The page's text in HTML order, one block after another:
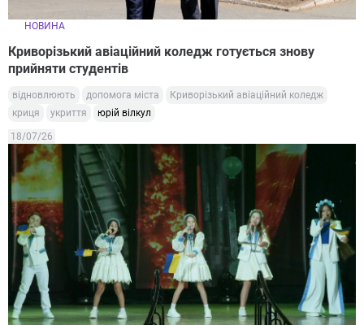
НОВИНА
Криворізький авіаційний коледж готується знову
прийняти студентів
відновлюють допомога міста
Криворізький авіаційний коледж
криця
укриття юрій вілкул
18/07/26